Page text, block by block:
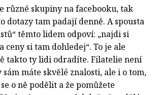
různé skupiny na facebooku, tak
dotazy tam padají denně. A spousta
těmto lidem odpoví: „najdi si
ceny si tam dohledej“. To je ale
takto ty lidi odradíte. Filatelie není
sám máte skvělé znalosti, ale i o tom,
o ně podělit a že pomůžete